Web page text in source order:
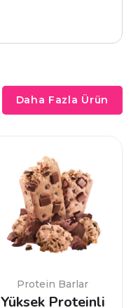
Daha Fazla Ürün
Protein Barlar
Yüksek Proteinli